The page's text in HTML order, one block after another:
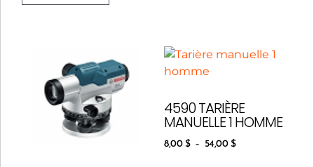
4590 TARIÈRE
MANUELLE 1 HOMME
8,00 $ – 54,00 $